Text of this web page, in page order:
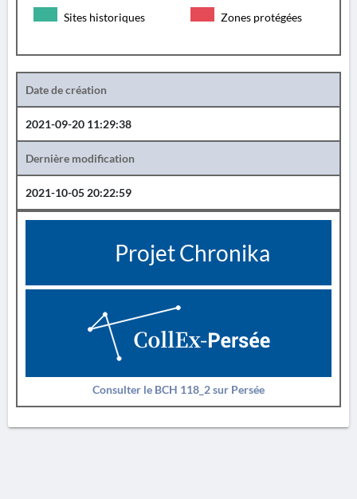
Sites historiques Zones protégées
Date de création
2021-09-20 11:29:38
Dernière modification
2021-10-05 20:22:59
Projet Chronika
Consulter le BCH 118_2 sur Persée